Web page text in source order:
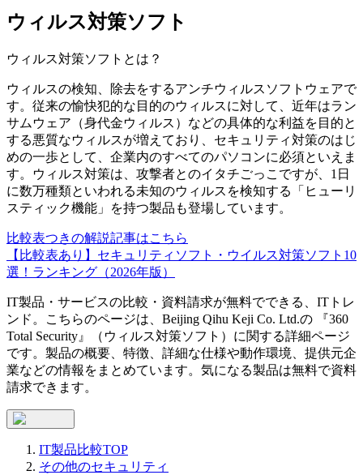
ウィルス対策ソフト
ウィルス対策ソフト とは？
ウィルスの検知、除去をするアンチウィルスソフトウェアで
す。従来の愉快犯的な目的のウィルスに対して、近年はラン
サムウェア（身代金ウィルス）などの具体的な利益を目的と
する悪質なウィルスが増えており、セキュリティ対策のはじ
めの一歩として、企業内のすべてのパソコンに必須といえま
す。ウィルス対策は、攻撃者とのイタチごっこですが、1日
に数万種類といわれる未知のウィルスを検知する「ヒューリ
スティック機能」を持つ製品も登場しています。
比較表つきの解説記事はこちら
【比較表あり】セキュリティソフト・ウイルス対策ソフト10
選！ランキング（2026年版）
IT製品・サービスの比較・資料請求が無料でできる、ITトレ
ンド。こちらのページは、 Beijing Qihu Keji Co. Ltd.の 『360
Total Security 』（ ウィルス対策ソフト ）に関する詳細ページ
です。製品の概要、特徴、詳細な仕様や動作環境、提供元企
業などの情報をまとめています。気になる製品は無料で資料
請求できます。
IT製品比較TOP
その他のセキュリティ